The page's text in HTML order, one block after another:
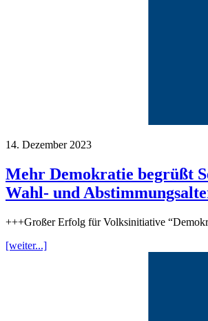
14. Dezember 2023
Mehr Demokratie begrüßt
Wahl- und
+++Großer Erfolg für Volksinitiative
[weiter...]